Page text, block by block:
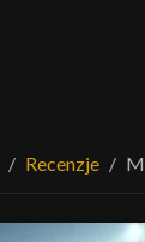
Recenzje